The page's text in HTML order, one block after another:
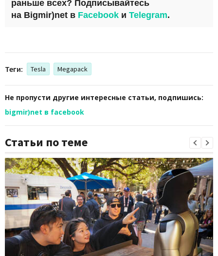
раньше всех? Подписывайтесь
на Bigmir)net в Facebook и Telegram.
Теги: Tesla Megapack
Не пропусти другие интересные статьи, подпишись:
bigmir)net в facebook
Статьи по теме